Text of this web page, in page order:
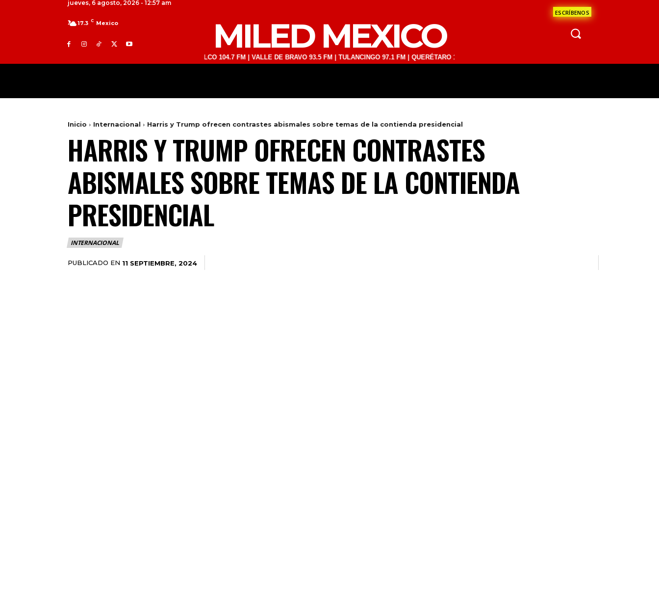
jueves, 6 agosto, 2026 - 12:57 am
ESCRÍBENOS
17.3 C Mexico MILED MEXICO
TOLUCA 98.9 FM | ATLACOMULCO 104.7 FM | VALLE DE BRAVO 93.5 FM | TULANCINGO 97.1 FM | QUERÉTARO 103.1 FM | SAN JUAN DEL RÍO 93.1 FM | GUADALAJARA 1510 AM | LA
Inicio Internacional Harris y Trump ofrecen contrastes abismales sobre temas de la contienda presidencial
HARRIS Y TRUMP OFRECEN CONTRASTES
ABISMALES SOBRE TEMAS DE LA CONTIENDA
PRESIDENCIAL
INTERNACIONAL
PUBLICADO EN 11 SEPTIEMBRE, 2024